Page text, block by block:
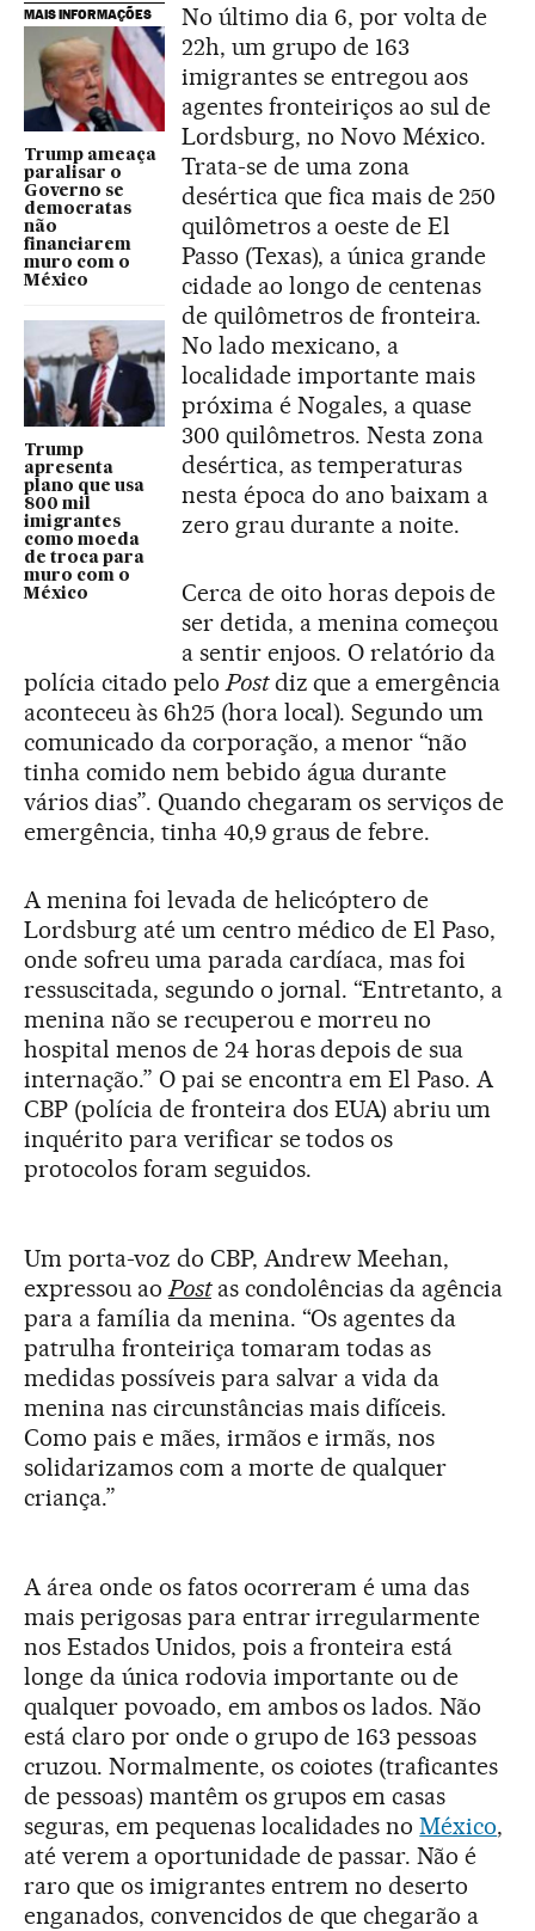
MAIS INFORMAÇÕES
Trump ameaça
paralisar o
Governo se
democratas
não
financiarem
muro com o
México
Trump
apresenta
plano que usa
800 mil
imigrantes
como moeda
de troca para
muro com o
México
No último dia 6, por volta de
22h, um grupo de 163
imigrantes se entregou aos
agentes fronteiriços ao sul de
Lordsburg, no Novo México.
Trata-se de uma zona
desértica que fica mais de 250
quilômetros a oeste de El
Passo (Texas), a única grande
cidade ao longo de centenas
de quilômetros de fronteira.
No lado mexicano, a
localidade importante mais
próxima é Nogales, a quase
300 quilômetros. Nesta zona
desértica, as temperaturas
nesta época do ano baixam a
zero grau durante a noite.
Cerca de oito horas depois de
ser detida, a menina começou
a sentir enjoos. O relatório da
polícia citado pelo Postdiz que a emergência
aconteceu às 6h25 (hora local). Segundo um
comunicado da corporação, a menor “não
tinha comido nem bebido água durante
vários dias”. Quando chegaram os serviços de
emergência, tinha 40,9 graus de febre.
A menina foi levada de helicóptero de
Lordsburg até um centro médico de El Paso,
onde sofreu uma parada cardíaca, mas foi
ressuscitada, segundo o jornal. “Entretanto, a
menina não se recuperou e morreu no
hospital menos de 24 horas depois de sua
internação.” O pai se encontra em El Paso. A
CBP (polícia de fronteira dos EUA) abriu um
inquérito para verificar se todos os
protocolos foram seguidos.
Um porta-voz do CBP, Andrew Meehan,
expressou ao Postas condolências da agência
para a família da menina. “Os agentes da
patrulha fronteiriça tomaram todas as
medidas possíveis para salvar a vida da
menina nas circunstâncias mais difíceis.
Como pais e mães, irmãos e irmãs, nos
solidarizamos com a morte de qualquer
criança.”
A área onde os fatos ocorreram é uma das
mais perigosas para entrar irregularmente
nos Estados Unidos, pois a fronteira está
longe da única rodovia importante ou de
qualquer povoado, em ambos os lados. Não
está claro por onde o grupo de 163 pessoas
cruzou. Normalmente, os coiotes (traficantes
de pessoas) mantêm os grupos em casas
seguras, em pequenas localidades noMéxico,
até verem a oportunidade de passar. Não é
raro que os imigrantes entrem no deserto
enganados, convencidos de que chegarão a